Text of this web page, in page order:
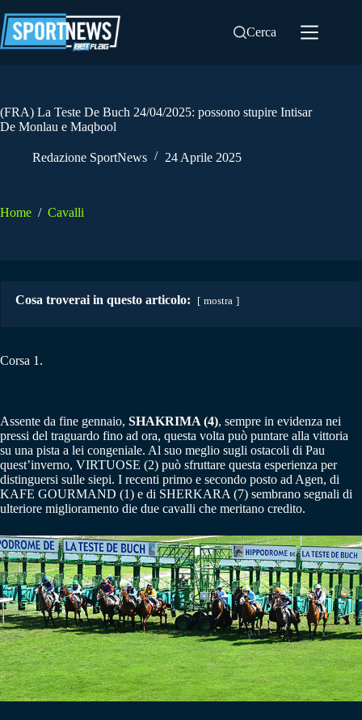
al
contenuto
Cerca
(FRA) La Teste De Buch 24/04/2025: possono stupire Intisar
De Monlau e Maqbool
Redazione SportNews 24 Aprile 2025
Home / Cavalli
Cosa troverai in questo articolo: mostra
Corsa 1.
Assente da fine gennaio, SHAKRIMA (4), sempre in evidenza nei
pressi del traguardo fino ad ora, questa volta può puntare alla vittoria
su una pista a lei congeniale. Al suo meglio sugli ostacoli di Pau
quest’inverno, VIRTUOSE (2) può sfruttare questa esperienza per
distinguersi sulle siepi. I recenti primo e secondo posto ad Agen, di
KAFE GOURMAND (1) e di SHERKARA (7) sembrano segnali di
ulteriore miglioramento die due cavalli che meritano credito.